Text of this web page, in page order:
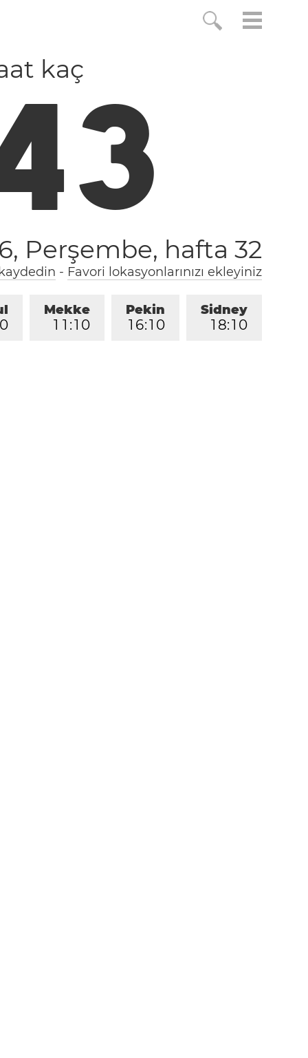
kaç
4
Perşembe, hafta 32
- Favori lokasyonlarınızı ekleyiniz
Sidney
1 8:1 0
Pekin
1 6:1 0
Mekke
1 1 :1 0
0